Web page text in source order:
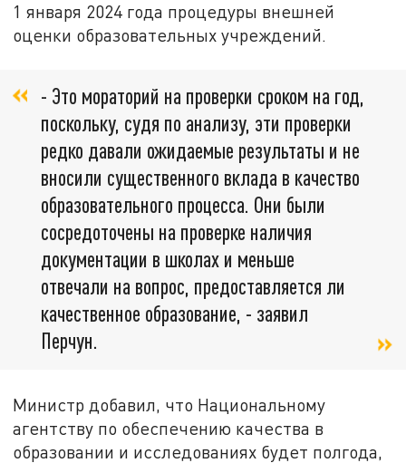
1 января 2024 года процедуры внешней
оценки образовательных учреждений.
- Это мораторий на проверки сроком на год,
поскольку, судя по анализу, эти проверки
редко давали ожидаемые результаты и не
вносили существенного вклада в качество
образовательного процесса. Они были
сосредоточены на проверке наличия
документации в школах и меньше
отвечали на вопрос, предоставляется ли
качественное образование, - заявил
Перчун.
Министр добавил, что Национальному
агентству по обеспечению качества в
образовании и исследованиях будет полгода,